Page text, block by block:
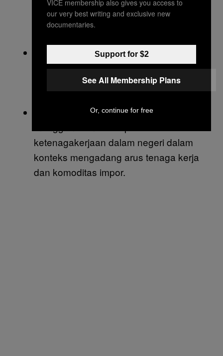
ini orang Indonesia enggak pede bisa
melakukannya sendiri. Misalnya: bikin
Anak bangsa dipakai untuk ngomongin
kewajiban orang Indonesia untuk
negaranya, terutama berkaitan dengan
(Karya) anak bangsa dipakai untuk
ketenagakerjaan dalam negeri dalam
konteks mengadang arus tenaga kerja
dan komoditas impor.
VICE membership also gives you access to
our very best writing and exclusive new
documentaries.
Support for $2
See All Membership Plans
Or, continue for free